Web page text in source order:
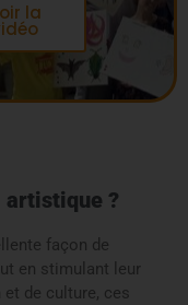
la
artistique ?
façon de
en stimulant leur
et de culture, ces